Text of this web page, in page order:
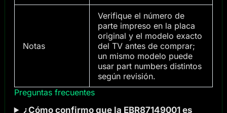
Notas
Verifique el número de
parte impreso en la placa
original y el modelo exacto
del TV antes de comprar;
un mismo modelo puede
usar part numbers distintos
según revisión.
Preguntas frecuentes
¿Cómo confirmo que la EBR87149001 es